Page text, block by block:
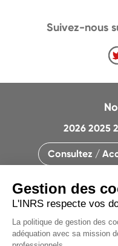
QUI
2026 2025
Consultez /
Suivez-nous